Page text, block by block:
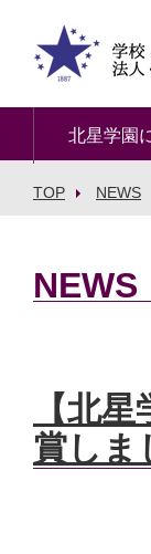
北星学園
TOP NEWS
NEWS
【北
賞しま